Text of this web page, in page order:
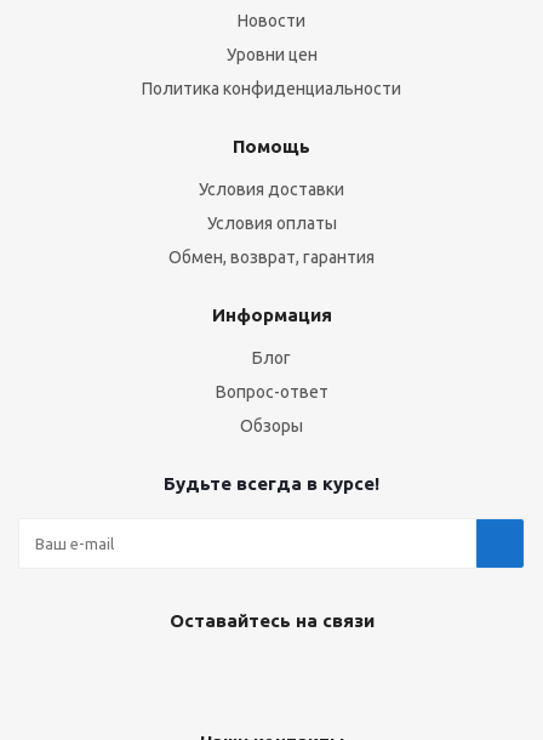
Новости
Уровни цен
Политика конфиденциальности
Помощь
Условия доставки
Условия оплаты
Обмен, возврат, гарантия
Информация
Блог
Вопрос-ответ
Обзоры
Будьте всегда в курсе!
Оставайтесь на связи